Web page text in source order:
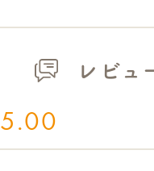
レビュ
5.00